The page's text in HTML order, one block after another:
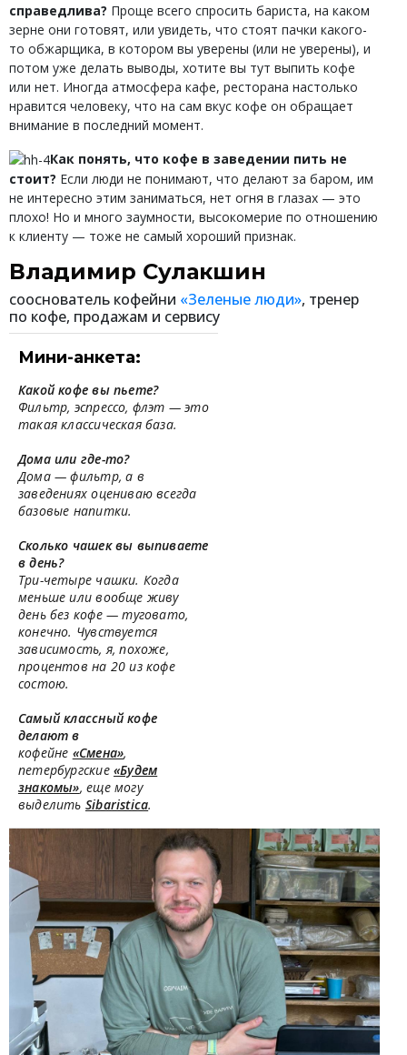
справедлива? Проще всего спросить бариста, на каком
зерне они готовят, или увидеть, что стоят пачки какого-
то обжарщика, в котором вы уверены (или не уверены), и
потом уже делать выводы, хотите вы тут выпить кофе
или нет. Иногда атмосфера кафе, ресторана настолько
нравится человеку, что на сам вкус кофе он обращает
внимание в последний момент.
Как понять, что кофе в заведении пить не
стоит? Если люди не понимают, что делают за баром, им
не интересно этим заниматься, нет огня в глазах — это
плохо! Но и много заумности, высокомерие по отношению
к клиенту — тоже не самый хороший признак.
Владимир Сулакшин
сооснователь кофейни «Зеленые люди», тренер
по кофе, продажам и сервису
Мини-анкета:
Какой кофе вы пьете?
Фильтр, эспрессо, флэт — это
такая классическая база.
Дома или где-то?
Дома — фильтр, а в
заведениях оцениваю всегда
базовые напитки.
Сколько чашек вы выпиваете
в день?
Три-четыре чашки. Когда
меньше или вообще живу
день без кофе — туговато,
конечно. Чувствуется
зависимость, я, похоже,
процентов на 20 из кофе
состою.
Самый классный кофе
делают в
кофейне «Смена»,
петербургские «Будем
знакомы», еще могу
выделить Sibaristica.